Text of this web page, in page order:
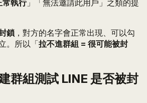
常執行」「無法邀請此用戶」之類的提
鎖 ，對方的名字會正常出現、可以勾
。所以「拉不進群組 = 很可能被封
群組測試 LINE 是否被封